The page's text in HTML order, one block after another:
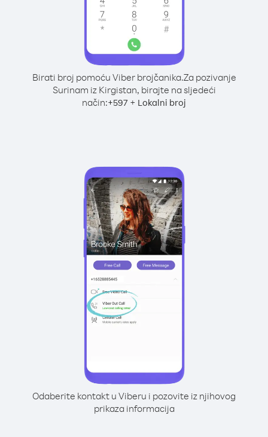
Birati broj pomoću Viber brojčanika.Za pozivanje
Surinam iz Kirgistan, birajte na sljedeći
način:+597 + Lokalni broj
Odaberite kontakt u Viberu i pozovite iz njihovog
prikaza informacija